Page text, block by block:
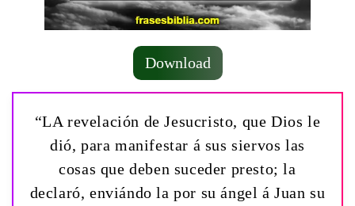
Download
“LA revelación de Jesucristo, que Dios le
dió, para manifestar á sus siervos las
cosas que deben suceder presto; la
declaró, enviándo la por su ángel á Juan su